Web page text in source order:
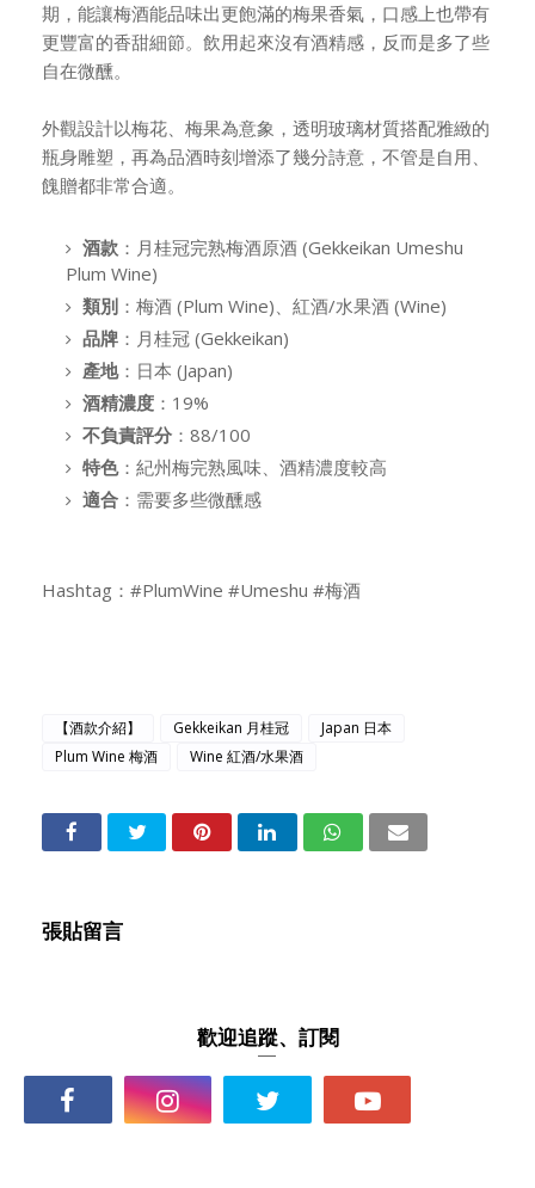
期，能讓梅酒能品味出更飽滿的梅果香氣，口感上也帶有
更豐富的香甜細節。飲用起來沒有酒精感，反而是多了些
自在微醺。
外觀設計以梅花、梅果為意象，透明玻璃材質搭配雅緻的
瓶身雕塑，再為品酒時刻增添了幾分詩意，不管是自用、
餽贈都非常合適。
酒款 ：月桂冠完熟梅酒原酒 (Gekkeikan Umeshu
Plum Wine)
類別 ：梅酒 (Plum Wine)、紅酒/水果酒 (Wine)
品牌 ：月桂冠 (Gekkeikan)
產地：日本 (Japan)
酒精濃度 ：19%
不負責評分 ：88/100
特色：紀州梅完熟風味、酒精濃度較高
適合 ：需要多些微醺感
Hashtag：#PlumWine #Umeshu #梅酒
【酒款介紹】 Gekkeikan 月桂冠
Japan 日本
Plum Wine 梅酒
Wine 紅酒/水果酒
張貼留言
歡迎追蹤、訂閱